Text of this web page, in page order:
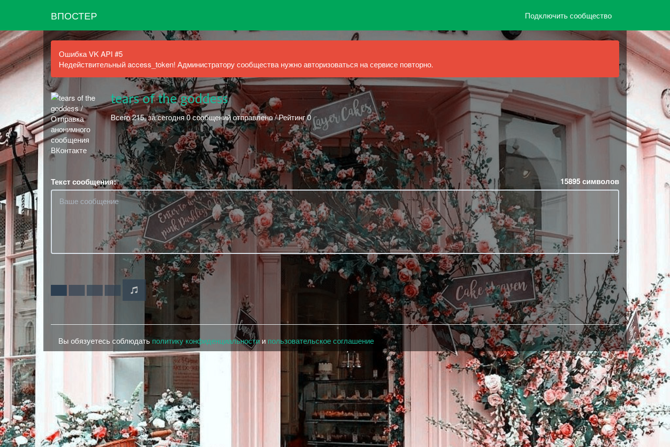
ВПОСТЕР Подключить сообщество
Ошибка VK API #5
Недействительный access_token! Администратору сообщества нужно авторизоваться на сервисе повторно.
tears of the goddess
Всего 215, за сегодня 0 сообщений отправлено / Рейтинг 0
Текст сообщения: 15895символов
Вы обязуетесь соблюдать политику конфиденциальности и пользовательское соглашение